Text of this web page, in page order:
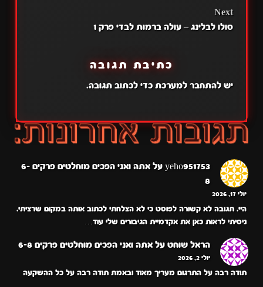
Next
סולו לבלינג – עולה ברמות לבדי פרק 1
כתיבת תגובה
יש להתחבר למערכתכדי לכתוב תגובה.
yeho951753 על
אתה ואני הפכים מוחלטים פרקים 6-
8
יולי 17, 2026
היי. תגובה לא קשורה לפוסט כי לא הצלחתי לכתוב אותה במקום שרציתי.
ניסיתי לראות כאן את אקדמיית הגיבורים שלי עוד…
הראל שוחט על אתה ואני הפכים מוחלטים פרקים 6-8
יולי 2, 2026
תודה רבה על התרגום מעריך מאוד ובאמת תודה רבה על כל ההשקעה